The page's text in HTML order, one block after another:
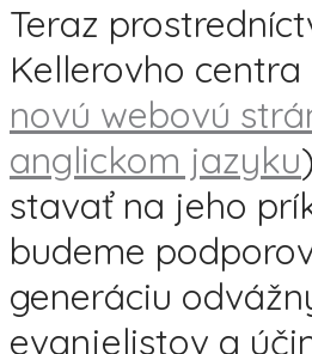
Teraz
Kellerovho centra
novú webovú
anglickom jazyku
stavať na jeho
budeme
generáciu
evanjelistov a